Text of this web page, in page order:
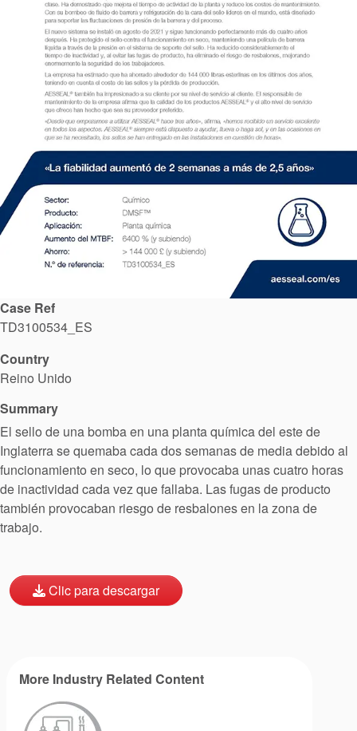
Certificaciones y
Sostenibilidad
Case Ref
TD3100534_ES
Country
Reino Unido
Summary
El sello de una bomba en una planta química del este de
Inglaterra se quemaba cada dos semanas de media debido al
funcionamiento en seco, lo que provocaba unas cuatro horas
de inactividad cada vez que fallaba. Las fugas de producto
también provocaban riesgo de resbalones en la zona de
trabajo.
Clic para descargar
More Industry Related Content